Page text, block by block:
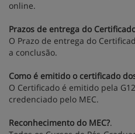
online.
Prazos de entrega do
O Prazo de entrega do
a conclusão.
Como é emitido o certificado
O Certificado é emitido pela
credenciado pelo MEC.
Reconhecimento do MEC?.